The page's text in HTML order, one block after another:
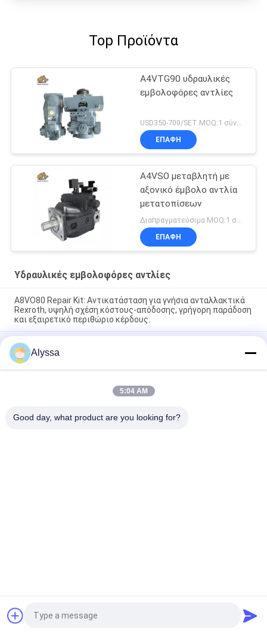
Top Προϊόντα
A4VTG90 υδραυλικές
εμβολοφόρες αντλίες
USD350-700/SET MOQ:1 σύνολο
ΕΠΑΦΉ
A4VSO μεταβλητή με
αξονικό έμβολο αντλία
μετατοπίσεων
ΕΠΑΦΉ
Υδραυλικές εμβολοφόρες αντλίες
A8VO80 Repair Kit: Αντικατάσταση για γνήσια ανταλλακτικά
Rexroth, υψηλή σχέση κόστους-απόδοσης, γρήγορη παράδοση
και εξαιρετικό περιθώριο κέρδους.
Κιτ επισκευής A8VO107: Αντικατάσταση aftermarket για
Rexroth OEM. οικονομικά αποδοτική, γρήγορη παράδοση και
εξαιρετικά περιθώρια κέρδους.
Κιτ επισκευής A8VO55: Υψηλής ποιότητας εναλλακτική λύση
αντί της Rexroth OEM – Οικονομική, Γρήγορη παράδοση,
Βαλβίδα
Αίτηση κράτησης
Alyssa
5:04 AM
Good day, what product are you looking for?